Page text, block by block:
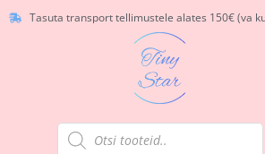
Tasuta transport tellimustele alates 150€ (va